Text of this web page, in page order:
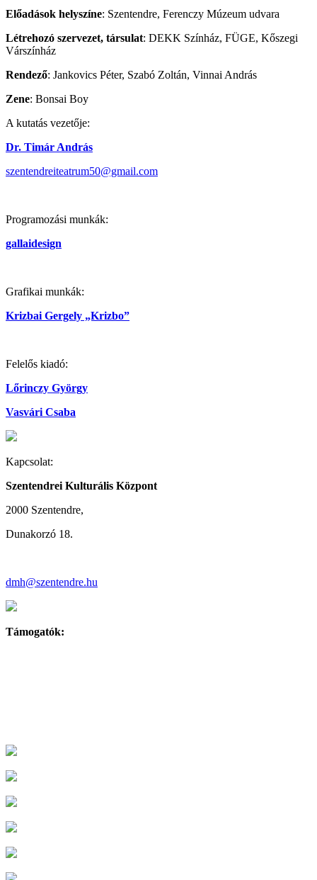
Előadások helyszíne: Szentendre, Ferenczy Múzeum udvara
Létrehozó szervezet, társulat: DEKK Színház, FÜGE, Kőszegi
Várszínház
Rendező: Jankovics Péter, Szabó Zoltán, Vinnai András
Zene: Bonsai Boy
A kutatás vezetője:
Dr. Timár András
szentendreiteatrum50@gmail.com
Programozási munkák:
gallaidesign
Grafikai munkák:
Krizbai Gergely „Krizbo”
Felelős kiadó:
Lőrinczy György
Vasvári Csaba
Kapcsolat:
Szentendrei Kulturális Központ
2000 Szentendre,
Dunakorzó 18.
dmh@szentendre.hu
Támogatók: